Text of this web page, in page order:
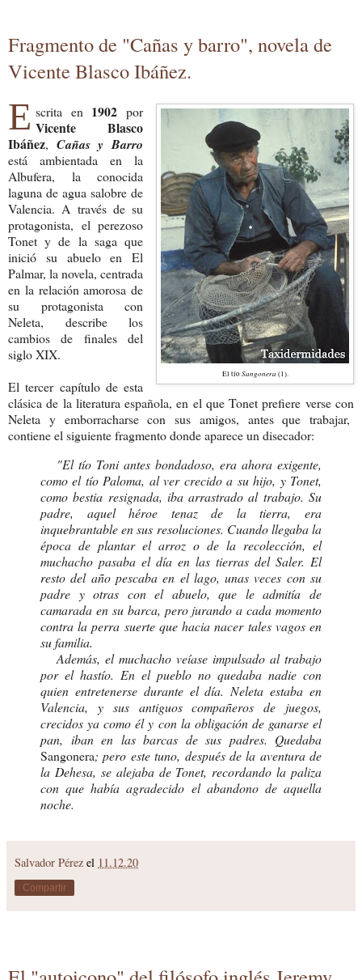
Fragmento de "Cañas y barro", novela de
Vicente Blasco Ibáñez.
El tíoSangonera (1).
E scrita en 1902 por
Vicente Blasco
Ibáñez, Cañas y Barro
está ambientada en la
Albufera, la conocida
laguna de agua salobre de
Valencia. A través de su
protagonista, el perezoso
Tonet y de la saga que
inició su abuelo en El
Palmar, la novela, centrada
en la relación amorosa de
su protagonista con
Neleta, describe los
cambios de finales del
siglo XIX.
El tercer capítulo de esta
clásica de la literatura española, en el que Tonet prefiere verse con
Neleta y emborracharse con sus amigos, antes que trabajar,
contiene el siguiente fragmento donde aparece un disecador:
"El tío Toni antes bondadoso, era ahora exigente,
como el tío Paloma, al ver crecido a su hijo, y Tonet,
como bestia resignada, iba arrastrado al trabajo. Su
padre, aquel héroe tenaz de la tierra, era
inquebrantable en sus resoluciones. Cuando llegaba la
época de plantar el arroz o de la recolección, el
muchacho pasaba el día en las tierras del Saler. El
resto del año pescaba en el lago, unas veces con su
padre y otras con el abuelo, que le admitía de
camarada en su barca, pero jurando a cada momento
contra la perra suerte que hacia nacer tales vagos en
su familia.
Además, el muchacho veíase impulsado al trabajo
por el hastío. En el pueblo no quedaba nadie con
quien entretenerse durante el día. Neleta estaba en
Valencia, y sus antiguos compañeros de juegos,
crecidos ya como él y con la obligación de ganarse el
pan, iban en las barcas de sus padres. Quedaba
Sangonera; pero este tuno, después de la aventura de
la Dehesa, se alejaba de Tonet, recordando la paliza
con que había agradecido el abandono de aquella
noche.
Salvador Pérez el 11.12.20
Compartir